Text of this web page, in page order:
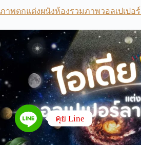
ภาพตกแต่งผนังห้องรวมภาพวอลเปเปอ
คุย Line